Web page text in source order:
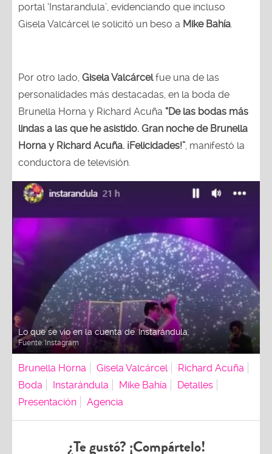
portal ‘Instarandula’, evidenciando que incluso
Gisela Valcárcel le solicitó un beso a Mike Bahía
Por otro lado, Gisela Valcárcelfue una de las
personalidades más destacadas, en la boda de
Brunella Horna y Richard Acuña “De las bodas más
lindas a las que he asistido. Gran noche de Brunella
Horna y Richard Acuña. ¡Felicidades!” , manifestó la
conductora de televisión.
Lo que se vio en la cuenta de 'Instarándula'.
Fuente:Instagram
Brunella Horna Gisela Valcárcel
Richard Acuña
Boda
Instarándula Mike Bahía
Detalles
Presentación
Agencia
¿Te gustó? ¡Compártelo!